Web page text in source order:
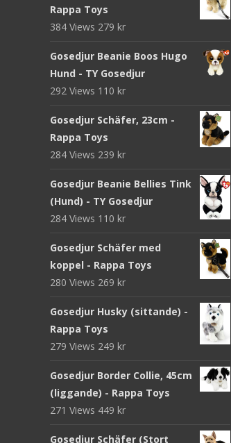
Rappa Toys
384 Views 279 kr
Gosedjur Beanie Boos Hugo
Hund - TY Gosedjur
292 Views 110 kr
Gosedjur Schäfer, 23cm -
Rappa Toys
284 Views 239 kr
Gosedjur Beanie Bellies Tink
(Hund) - TY Gosedjur
284 Views 110 kr
Gosedjur Schäfer med
koppel - Rappa Toys
280 Views 269 kr
Gosedjur Husky (sittande) -
Rappa Toys
279 Views 249 kr
Gosedjur Border Collie, 45cm
(liggande) - Rappa Toys
271 Views 449 kr
Gosedjur Schäfer (Stort